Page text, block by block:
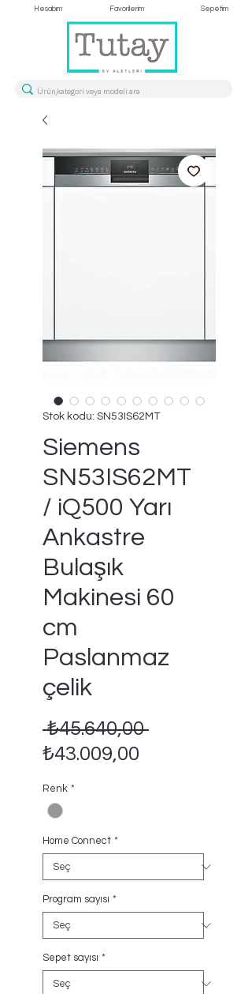
Hesabım Favorilerim Sepetim
Stok kodu: SN53IS62MT
Siemens
SN53IS62MT
/ iQ500 Yarı
Ankastre
Bulaşık
Makinesi 60
cm
Paslanmaz
çelik
₺45.640,00 Normal
₺43.009,00
Renk *
Home Connect *
Program sayısı *
Sepet sayısı *